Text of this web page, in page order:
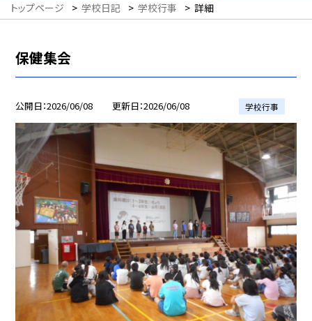
トップページ > 学校日記 > 学校行事 > 詳細
保健集会
公開日 2026/06/08 更新日 2026/06/08 学校行事